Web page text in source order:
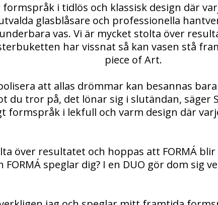
i tidlös och klassisk design där
glasblåsare och professionella
vas. Vi är mycket stolta över
har vissnat så kan vasen stå
piece of Art.
att allas drömmar kan besannas
du tror på, det lönar sig i slutändan, säger
formspråk i lekfull och varm design där
över resultatet och hoppas att FORMÁ
FORMÁ speglar dig? I en DUO gör dom sig